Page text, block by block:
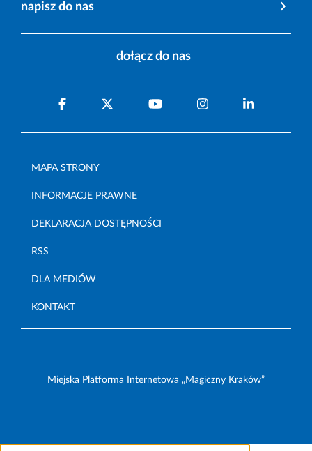
napisz do nas
dołącz do nas
MAPA STRONY
INFORMACJE PRAWNE
DEKLARACJA DOSTĘPNOŚCI
RSS
DLA MEDIÓW
KONTAKT
Miejska Platforma Internetowa „Magiczny Kraków”